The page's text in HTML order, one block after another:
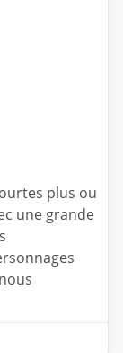
plus ou
une grande